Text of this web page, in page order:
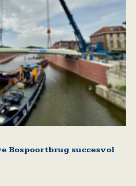
Bospoortbrug succesvol